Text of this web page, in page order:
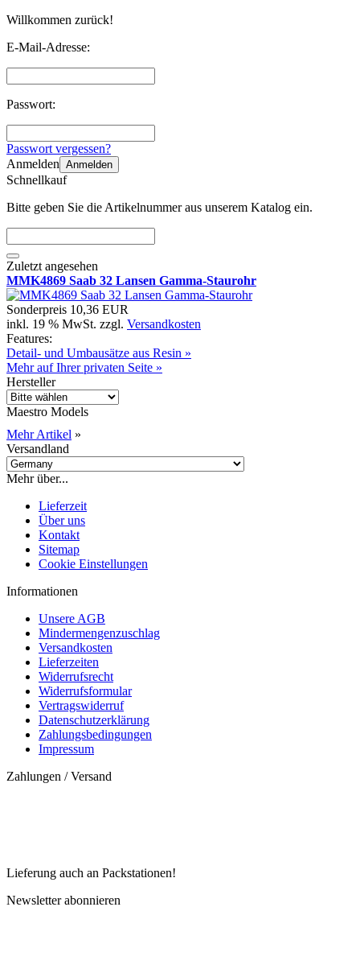
Willkommen zurück!
E-Mail-Adresse:
Passwort:
Passwort vergessen?
Anmelden Anmelden
Schnellkauf
Bitte geben Sie die Artikelnummer aus unserem Katalog ein.
Zuletzt angesehen
MMK4869 Saab 32 Lansen Gamma-Staurohr
Sonderpreis 10,36 EUR
inkl. 19 % MwSt. zzgl. Versandkosten
Features:
Detail- und Umbausätze aus Resin »
Mehr auf Ihrer privaten Seite »
Hersteller
Maestro Models
Mehr Artikel »
Versandland
Mehr über...
Lieferzeit
Über uns
Kontakt
Sitemap
Cookie Einstellungen
Informationen
Unsere AGB
Mindermengenzuschlag
Versandkosten
Lieferzeiten
Widerrufsrecht
Widerrufsformular
Vertragswiderruf
Datenschutzerklärung
Zahlungsbedingungen
Impressum
Zahlungen / Versand
Lieferung auch an Packstationen!
Newsletter abonnieren